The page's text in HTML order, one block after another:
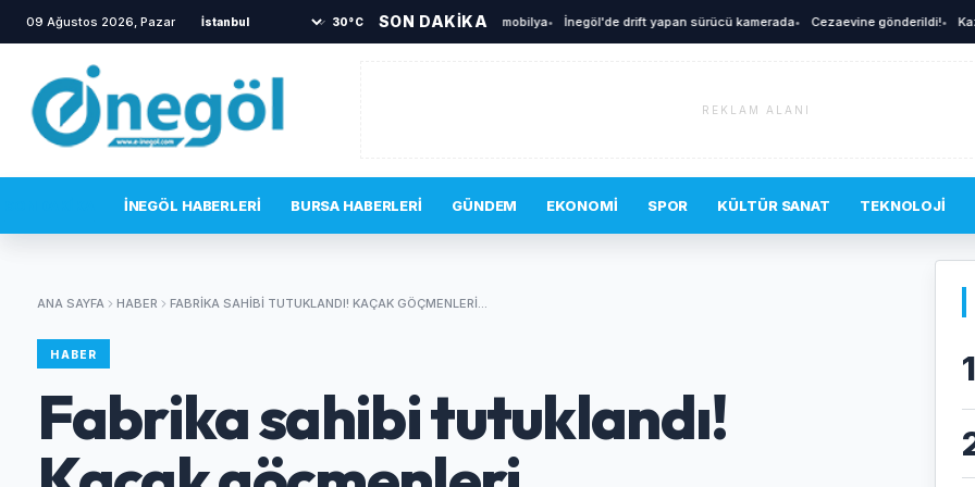
09 Ağustos 2026, Pazar 30°C SON DAKİKA
İnegöl’den Almanya’ya dev mobilya• İnegöl'de drift yapan sürücü kamerada• Cezaevine gönderildi!• Kaza
REKLAM ALANI
İNEGÖL HABERLERI BURSA HABERLERI GÜNDEM EKONOMI SPOR KÜLTÜR SANAT TEKNOLOJI
ANA SAYFA HABER FABRIKA SAHIBI TUTUKLANDI! KAÇAK GÖÇMENLERI...
HABER
Fabrika sahibi tutuklandı!
1